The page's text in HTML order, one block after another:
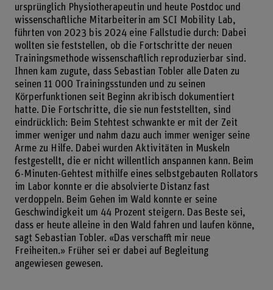
ursprünglich Physiotherapeutin und heute Postdoc und
wissenschaftliche Mitarbeiterin am SCI Mobility Lab,
führten von 2023 bis 2024 eine Fallstudie durch: Dabei
wollten sie feststellen, ob die Fortschritte der neuen
Trainingsmethode wissenschaftlich reproduzierbar sind.
Ihnen kam zugute, dass Sebastian Tobler alle Daten zu
seinen 11 000 Trainingsstunden und zu seinen
Körperfunktionen seit Beginn akribisch dokumentiert
hatte. Die Fortschritte, die sie nun feststellten, sind
eindrücklich: Beim Stehtest schwankte er mit der Zeit
immer weniger und nahm dazu auch immer weniger seine
Arme zu Hilfe. Dabei wurden Aktivitäten in Muskeln
festgestellt, die er nicht willentlich anspannen kann. Beim
6-Minuten-Gehtest mithilfe eines selbstgebauten Rollators
im Labor konnte er die absolvierte Distanz fast
verdoppeln. Beim Gehen im Wald konnte er seine
Geschwindigkeit um 44 Prozent steigern. Das Beste sei,
dass er heute alleine in den Wald fahren und laufen könne,
sagt Sebastian Tobler. «Das verschafft mir neue
Freiheiten.» Früher sei er dabei auf Begleitung
angewiesen gewesen.